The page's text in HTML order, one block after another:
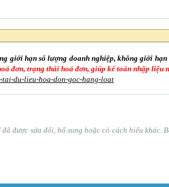
giới hạn số lượng doanh nghiệp, không giới
đơn, trạng thái hoá đơn, giúp kế toán nhập liệu
du-lieu-hoa-don-goc-hang-loat
được sửa đổi, bổ sung hoặc có cách hiểu